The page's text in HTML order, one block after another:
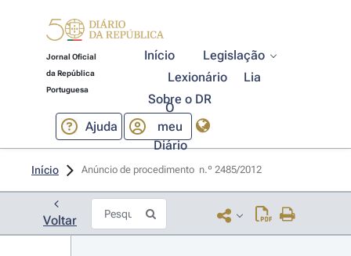
Jornal Oficial
da República
Portuguesa
Início
Legislação
Lexionário
Lia
Sobre o DR
Ajuda
O
meu
Diário
Início Anúncio de procedimento  n.º 2485/2012
Voltar